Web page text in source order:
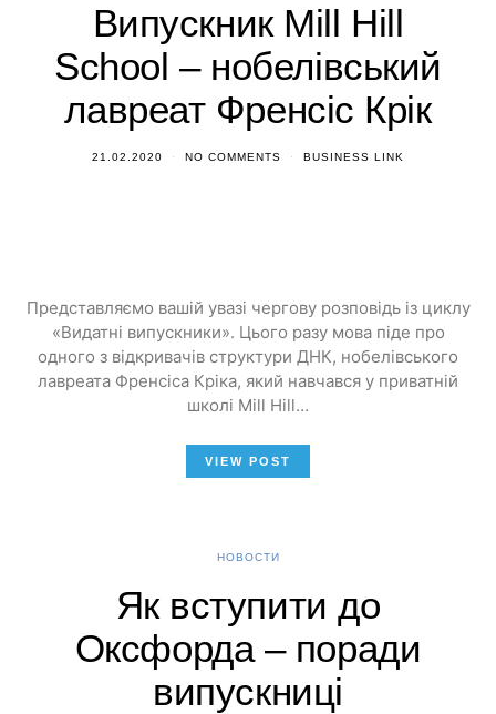
Випускник Mill Hill
School – нобелівський
лавреат Френсіс Крік
21.02.2020 NO COMMENTS BUSINESS LINK
Представляємо вашій увазі чергову розповідь із циклу
«Видатні випускники». Цього разу мова піде про
одного з відкривачів структури ДНК, нобелівського
лавреата Френсіса Кріка, який навчався у приватній
школі Mill Hill…
VIEW POST
НОВОСТИ
Як вступити до
Оксфорда – поради
випускниці